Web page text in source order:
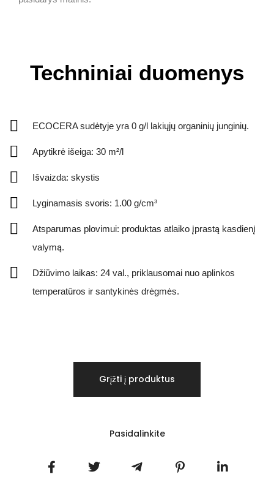
Techniniai duomenys
ECOCERA sudėtyje yra 0 g/l lakiųjų organinių junginių.
Apytikrė išeiga: 30 m²/l
Išvaizda: skystis
Lyginamasis svoris: 1.00 g/cm³
Atsparumas plovimui: produktas atlaiko įprastą kasdienį
valymą.
Džiūvimo laikas: 24 val., priklausomai nuo aplinkos
temperatūros ir santykinės drėgmės.
Grįžti į produktus
Pasidalinkite